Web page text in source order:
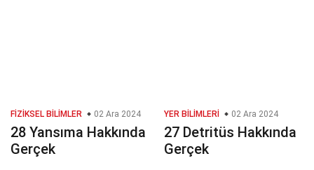
FIZIKSEL BILIMLER 02 Ara 2024
28 Yansıma Hakkında
Gerçek
YER BILIMLERI 02 Ara 2024
27 Detritüs Hakkında
Gerçek